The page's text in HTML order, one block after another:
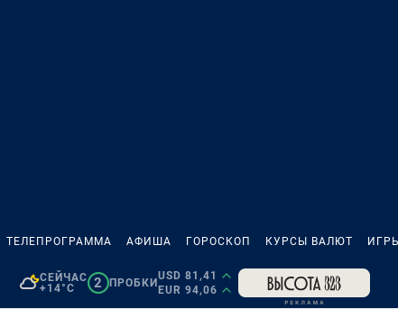
ТЕЛЕПРОГРАММА АФИША ГОРОСКОП КУРСЫ ВАЛЮТ ИГРЫ
СЕЙЧАС
+14°C
2 ПРОБКИ
USD 81,41
EUR 94,06